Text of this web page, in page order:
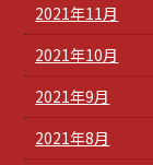
2021年11月
2021年10月
2021年9月
2021年8月